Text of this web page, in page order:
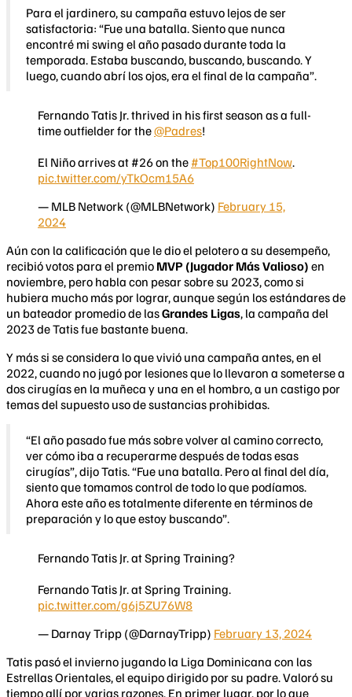
Para el jardinero, su campaña estuvo lejos de ser
satisfactoria: “Fue una batalla. Siento que nunca
encontré mi swing el año pasado durante toda la
temporada. Estaba buscando, buscando, buscando. Y
luego, cuando abrí los ojos, era el final de la campaña”.
Fernando Tatis Jr. thrived in his first season as a full-
time outfielder for the@Padres!
El Niño arrives at #26 on the #Top100RightNow.
pic.twitter.com/yTkOcm15A6
— MLB Network (@MLBNetwork) February 15,
2024
Aún con la calificación que le dio el pelotero a su desempeño,
recibió votos para el premio MVP (Jugador Más Valioso) en
noviembre, pero habla con pesar sobre su 2023, como si
hubiera mucho más por lograr, aunque según los estándares de
un bateador promedio de lasGrandes Ligas, la campaña del
2023 de Tatis fue bastante buena.
Y más si se considera lo que vivió una campaña antes, en el
2022, cuando no jugó por lesiones que lo llevaron a someterse a
dos cirugías en la muñeca y una en el hombro, a un castigo por
temas del supuesto uso de sustancias prohibidas.
“El año pasado fue más sobre volver al camino correcto,
ver cómo iba a recuperarme después de todas esas
cirugías”, dijo Tatis. “Fue una batalla. Pero al final del día,
siento que tomamos control de todo lo que podíamos.
Ahora este año es totalmente diferente en términos de
preparación y lo que estoy buscando”.
Fernando Tatis Jr. at Spring Training?
Fernando Tatis Jr. at Spring Training.
pic.twitter.com/g6j5ZU76W8
— Darnay Tripp (@DarnayTripp) February 13, 2024
Tatis pasó el invierno jugando la Liga Dominicana con las
Estrellas Orientales, el equipo dirigido por su padre. Valoró su
tiempo allí por varias razones. En primer lugar, por lo que